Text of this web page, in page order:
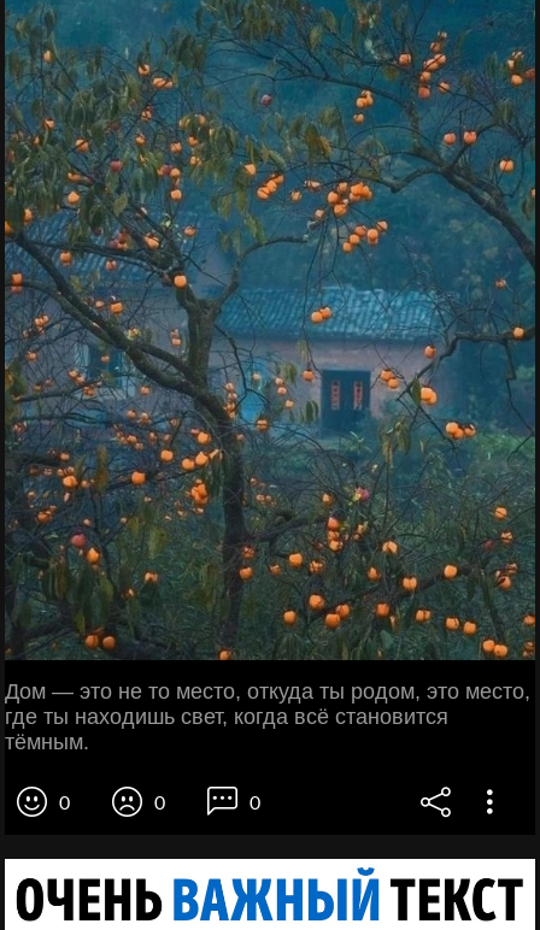
Дом — это не то место, откуда ты родом, это место,
где ты находишь свет, когда всё становится
тёмным.
0 0 0